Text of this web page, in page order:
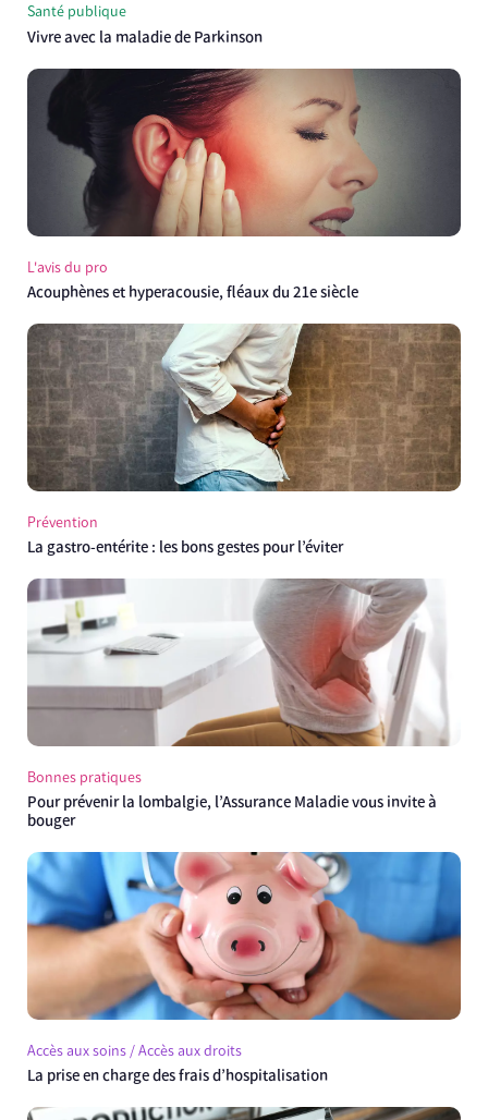
Santé publique
Vivre avec la maladie de Parkinson
L'avis du pro
Acouphènes et hyperacousie, fléaux du 21e siècle
Prévention
La gastro-entérite : les bons gestes pour l’éviter
Bonnes pratiques
Pour prévenir la lombalgie, l’Assurance Maladie vous invite à
bouger
Accès aux soins / Accès aux droits
La prise en charge des frais d’hospitalisation